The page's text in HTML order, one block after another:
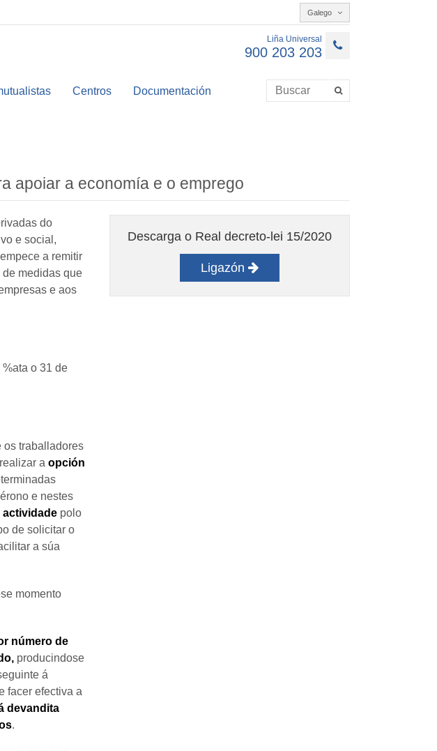
Galego
Liña Universal
900 203 203
Centros Documentación
apoiar a economía e o emprego
do
e social,
a remitir
medidas que
e aos
o 31 de
os traballadores
a opción
e nestes
actividade polo
de solicitar o
a súa
momento
número de
producindose
á
facer efectiva a
devandita
.
Descarga o Real decreto-lei 15/2020
Ligazón